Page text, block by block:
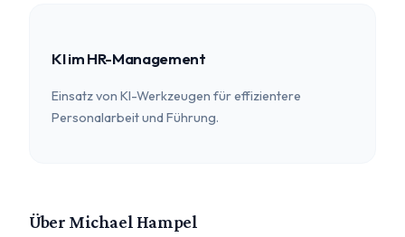
KI im HR-Management
Einsatz von KI-Werkzeugen für effizientere
Personalarbeit und Führung.
Über Michael Hampel